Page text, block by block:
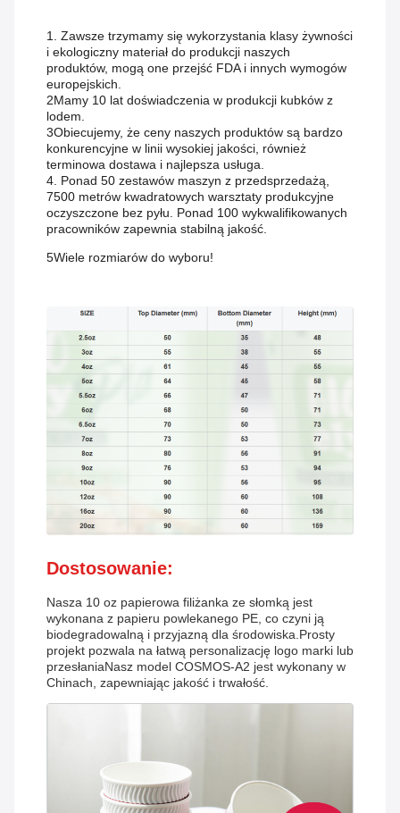
1. Zawsze trzymamy się wykorzystania klasy żywności
i ekologiczny materiał do produkcji naszych
produktów, mogą one przejść FDA i innych wymogów
europejskich.
2Mamy 10 lat doświadczenia w produkcji kubków z
lodem.
3Obiecujemy, że ceny naszych produktów są bardzo
konkurencyjne w linii wysokiej jakości, również
terminowa dostawa i najlepsza usługa.
4. Ponad 50 zestawów maszyn z przedsprzedażą,
7500 metrów kwadratowych warsztaty produkcyjne
oczyszczone bez pyłu. Ponad 100 wykwalifikowanych
pracowników zapewnia stabilną jakość.
5Wiele rozmiarów do wyboru!
Dostosowanie:
Nasza 10 oz papierowa filiżanka ze słomką jest
wykonana z papieru powlekanego PE, co czyni ją
biodegradowalną i przyjazną dla środowiska.Prosty
projekt pozwala na łatwą personalizację logo marki lub
przesłaniaNasz model COSMOS-A2 jest wykonany w
Chinach, zapewniając jakość i trwałość.